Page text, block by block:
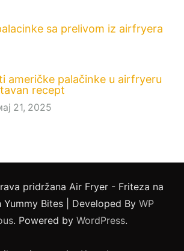
američke palačinke u airfryeru
recept
21, 2025
pridržana Air Fryer - Friteza na
Yummy Bites | Developed By WP
. Powered by WordPress.